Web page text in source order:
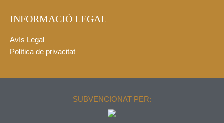
INFORMACIÓ LEGAL
Avís Legal
Política de privacitat
SUBVENCIONAT PER: